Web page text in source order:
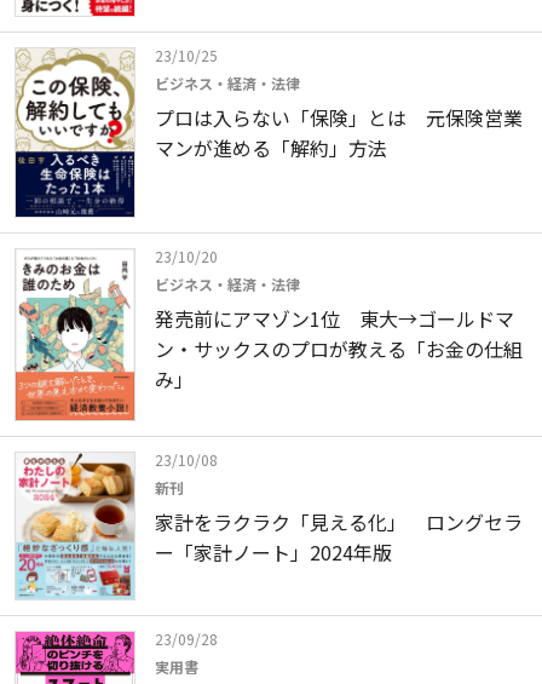
23/10/25
ビジネス・経済・法律
プロは入らない「保険」とは 元保険営業
マンが進める「解約」方法
23/10/20
ビジネス・経済・法律
発売前にアマゾン1位 東大→ゴールドマ
ン・サックスのプロが教える「お金の仕組
み」
23/10/08
新刊
家計をラクラク「見える化」 ロングセラ
ー「家計ノート」2024年版
23/09/28
実用書